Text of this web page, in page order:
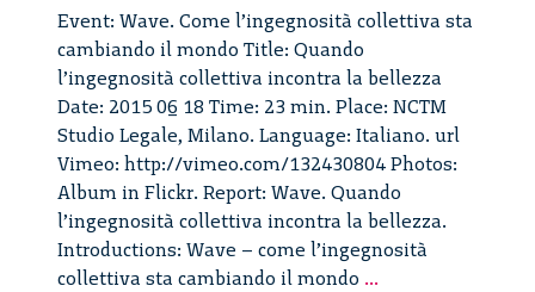
Event: Wave. Come l’ingegnosità collettiva sta
cambiando il mondo Title: Quando
l’ingegnosità collettiva incontra la bellezza
Date: 2015 06 18 Time: 23 min. Place: NCTM
Studio Legale, Milano. Language: Italiano. url
Vimeo: http://vimeo.com/132430804 Photos:
Album in Flickr. Report: Wave. Quando
l’ingegnosità collettiva incontra la bellezza.
Introductions: Wave – come l’ingegnosità
collettiva sta cambiando il mondo ...